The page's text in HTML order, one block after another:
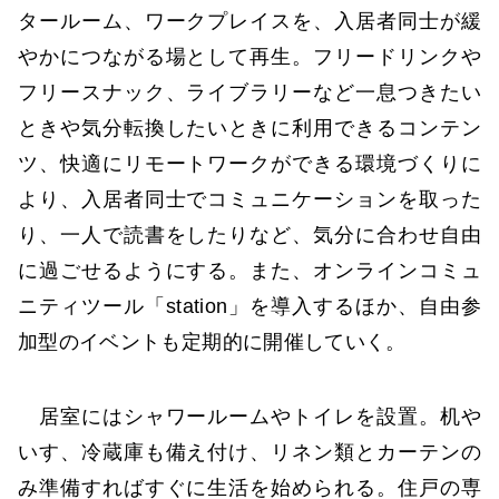
タールーム、ワークプレイスを、入居者同士が緩
やかにつながる場として再生。フリードリンクや
フリースナック、ライブラリーなど一息つきたい
ときや気分転換したいときに利用できるコンテン
ツ、快適にリモートワークができる環境づくりに
より、入居者同士でコミュニケーションを取った
り、一人で読書をしたりなど、気分に合わせ自由
に過ごせるようにする。また、オンラインコミュ
ニティツール「station」を導入するほか、自由参
加型のイベントも定期的に開催していく。
居室にはシャワールームやトイレを設置。机や
いす、冷蔵庫も備え付け、リネン類とカーテンの
み準備すればすぐに生活を始められる。住戸の専